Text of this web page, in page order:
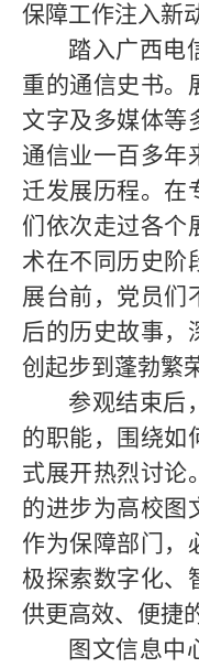
保障工作注入新
踏入广西电
重的通信史书。
文字及多媒体等
通信业一百多年
迁发展历程。在
们依次走过各个
术在不同历史阶
展台前，党员们
后的历史故事，
创起步到蓬勃繁
参观结束后
的职能，围绕如
式展开热烈讨论
的进步为高校图
作为保障部门，
极探索数字化、
供更高效、便捷
图文信息中